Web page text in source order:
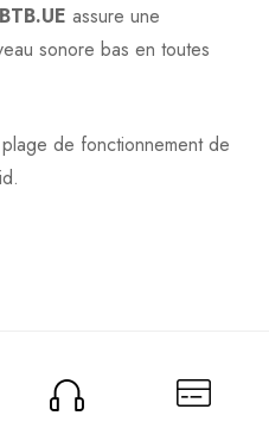
assure une
sonore bas en toutes
de fonctionnement de